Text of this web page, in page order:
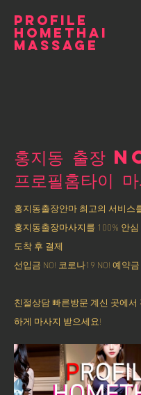
PROFILE
HOMETHAI
MASSAGE
홍지동 출장
프로필홈타이
홍지동출장안마 최고의 서비스
홍지동출장마사지를 100% 안
도착 후 결제
선입금 NO! 코로나19 NO! 예약금
친절상담 빠른방문 계신 곳에
하게 마사지 받으세요!